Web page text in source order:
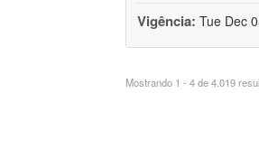
Vigência: Tue Dec
Mostrando 1 - 4 de 4.019